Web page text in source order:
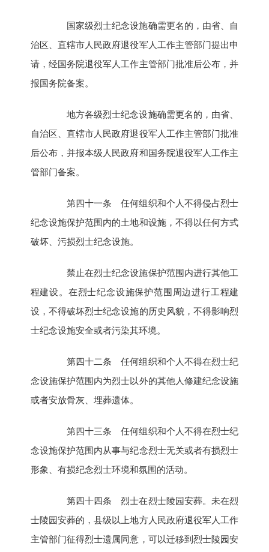
国家级烈士纪念设施确需更名的，由省、自
治区、直辖市人民政府退役军人工作主管部门提出申
请，经国务院退役军人工作主管部门批准后公布，并
报国务院备案。
地方各级烈士纪念设施确需更名的，由省、
自治区、直辖市人民政府退役军人工作主管部门批准
后公布，并报本级人民政府和国务院退役军人工作主
管部门备案。
第四十一条 任何组织和个人不得侵占烈士
纪念设施保护范围内的土地和设施，不得以任何方式
破坏、污损烈士纪念设施。
禁止在烈士纪念设施保护范围内进行其他工
程建设。在烈士纪念设施保护范围周边进行工程建
设，不得破坏烈士纪念设施的历史风貌，不得影响烈
士纪念设施安全或者污染其环境。
第四十二条 任何组织和个人不得在烈士纪
念设施保护范围内为烈士以外的其他人修建纪念设施
或者安放骨灰、埋葬遗体。
第四十三条 任何组织和个人不得在烈士纪
念设施保护范围内从事与纪念烈士无关或者有损烈士
形象、有损纪念烈士环境和氛围的活动。
第四十四条 烈士在烈士陵园安葬。未在烈
士陵园安葬的，县级以上地方人民政府退役军人工作
主管部门征得烈士遗属同意，可以迁移到烈士陵园安